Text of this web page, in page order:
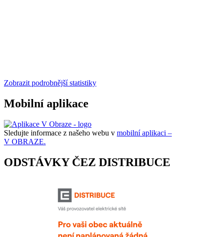
Zobrazit podrobnější statistiky
Mobilní aplikace
Sledujte informace z našeho webu v mobilní aplikaci –
V OBRAZE.
ODSTÁVKY ČEZ DISTRIBUCE